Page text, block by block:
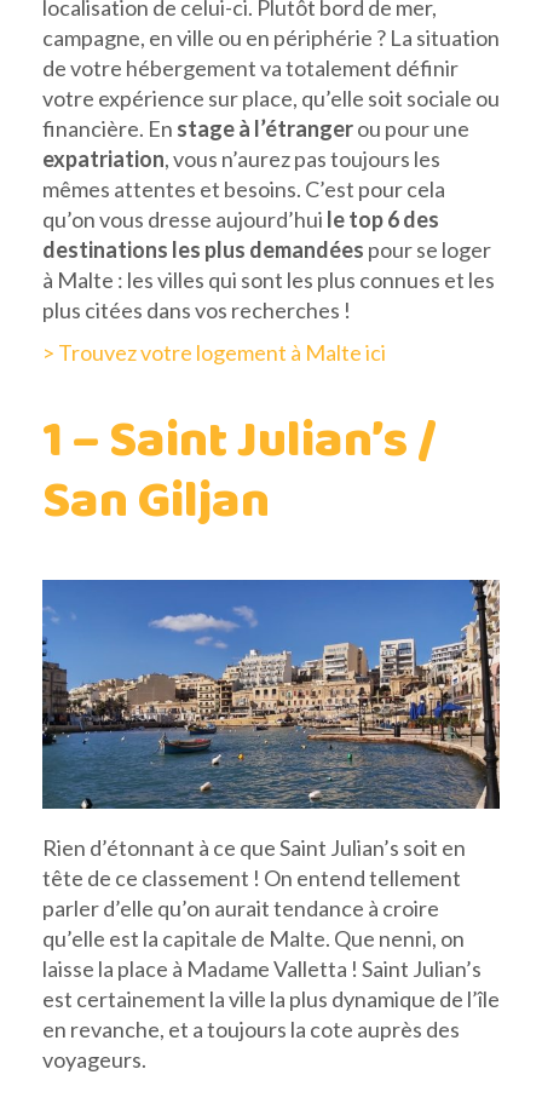
localisation de celui-ci. Plutôt bord de mer,
campagne, en ville ou en périphérie ? La situation
de votre hébergement va totalement définir
votre expérience sur place, qu’elle soit sociale ou
financière. En stage à l’étrangerou pour une
expatriation, vous n’aurez pas toujours les
mêmes attentes et besoins. C’est pour cela
qu’on vous dresse aujourd’hui le top 6 des
destinations les plus demandées pour se loger
à Malte : les villes qui sont les plus connues et les
plus citées dans vos recherches !
> Trouvez votre logement à Malte ici
1 – Saint Julian’s /
San Giljan
Rien d’étonnant à ce que Saint Julian’s soit en
tête de ce classement ! On entend tellement
parler d’elle qu’on aurait tendance à croire
qu’elle est la capitale de Malte. Que nenni, on
laisse la place à Madame Valletta ! Saint Julian’s
est certainement la ville la plus dynamique de l’île
en revanche, et a toujours la cote auprès des
voyageurs.